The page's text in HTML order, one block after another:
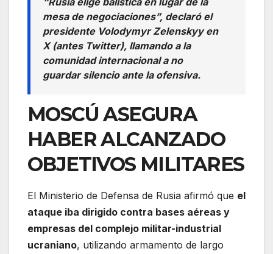
mesa de negociaciones”, declaró el
presidente Volodymyr Zelenskyy en
X (antes Twitter), llamando a la
comunidad internacional a no
guardar silencio ante la ofensiva.
MOSCÚ ASEGURA
HABER ALCANZADO
OBJETIVOS MILITARES
El Ministerio de Defensa de Rusia afirmó que el
ataque iba dirigido contra bases aéreas y
empresas del complejo militar-industrial
ucraniano, utilizando armamento de largo